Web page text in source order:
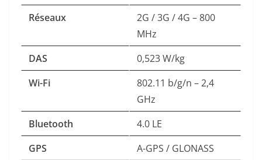
Réseaux
2G / 3G / 4G – 800
MHz
DAS
0,523 W/kg
Wi-Fi
802.11 b/g/n – 2,4
GHz
Bluetooth
4.0 LE
GPS
A-GPS / GLONASS